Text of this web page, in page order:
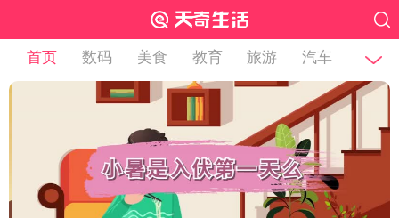
首页 数码 美食 教育 旅游 汽车